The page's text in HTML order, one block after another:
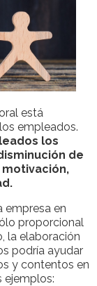
está
empleados.
los
de
empresa en
proporcional
la elaboración
podría ayudar
y contentos en
ejemplos: